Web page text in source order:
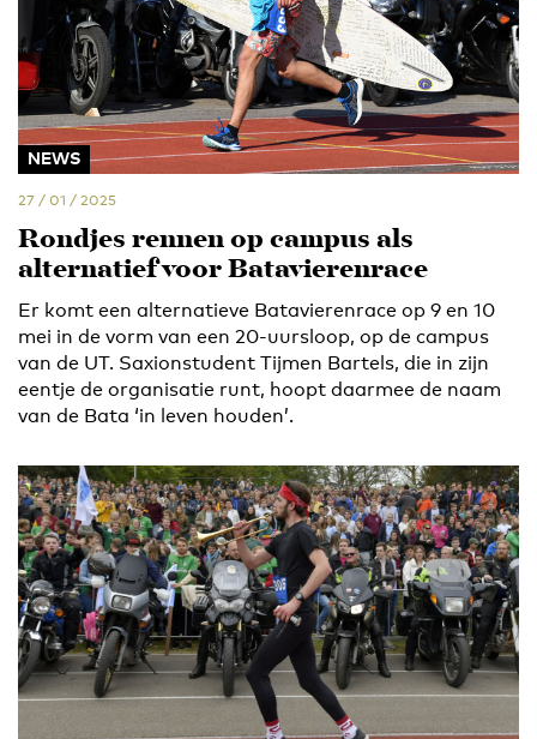
NEWS
27 / 01 / 2025
Rondjes rennen op campus als
alternatief voor Batavierenrace
Er komt een alternatieve Batavierenrace op 9 en 10
mei in de vorm van een 20-uursloop, op de campus
van de UT. Saxionstudent Tijmen Bartels, die in zijn
eentje de organisatie runt, hoopt daarmee de naam
van de Bata ‘in leven houden’.